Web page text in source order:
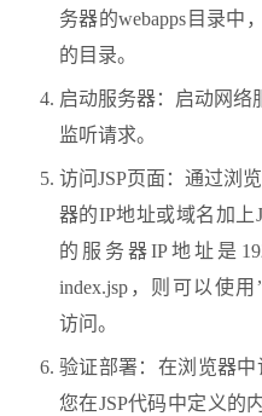
务器的webapps目录中
的目录。
启动服务器：启动网络
监听请求。
访问JSP页面：通过浏
器的IP地址或域名加上
的服务器IP地址是
index.jsp，则可以使用
访问。
验证部署：在浏览器中
您在JSP代码中定义的